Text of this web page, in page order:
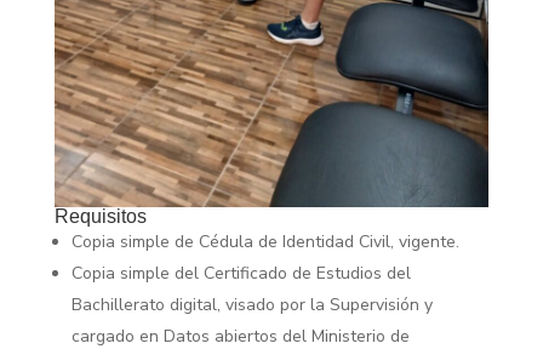
Requisitos
Copia simple de Cédula de Identidad Civil, vigente.
Copia simple del Certificado de Estudios del
Bachillerato digital, visado por la Supervisión y
cargado en Datos abiertos del Ministerio de